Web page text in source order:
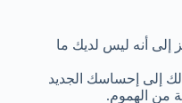
إلى أنه ليس لديك ما
إلى إحساسك الجديد
من الهموم.